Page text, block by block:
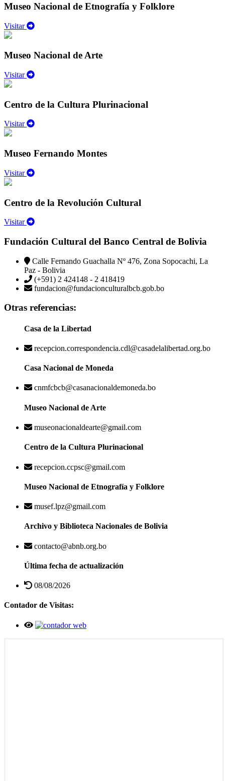
Museo Nacional de Etnografía y Folklore
Visitar
Museo Nacional de Arte
Visitar
Centro de la Cultura Plurinacional
Visitar
Museo Fernando Montes
Visitar
Centro de la Revolución Cultural
Visitar
Fundación Cultural del Banco Central de Bolivia
Calle Fernando Guachalla Nº 476, Zona Sopocachi, La
Paz - Bolivia
(+591) 2 424148 - 2 418419
fundacion@fundacionculturalbcb.gob.bo
Otras referencias:
Casa de la Libertad
recepcion.correspondencia.cdl@casadelalibertad.org.bo
Casa Nacional de Moneda
cnmfcbcb@casanacionaldemoneda.bo
Museo Nacional de Arte
museonacionaldearte@gmail.com
Centro de la Cultura Plurinacional
recepcion.ccpsc@gmail.com
Museo Nacional de Etnografía y Folklore
musef.lpz@gmail.com
Archivo y Biblioteca Nacionales de Bolivia
contacto@abnb.org.bo
Última fecha de actualización
08/08/2026
Contador de Visitas: